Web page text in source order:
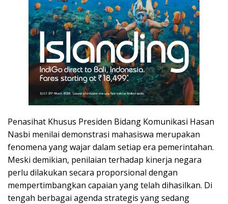
Penasihat Khusus Presiden Bidang Komunikasi Hasan
Nasbi menilai demonstrasi mahasiswa merupakan
fenomena yang wajar dalam setiap era pemerintahan.
Meski demikian, penilaian terhadap kinerja negara
perlu dilakukan secara proporsional dengan
mempertimbangkan capaian yang telah dihasilkan. Di
tengah berbagai agenda strategis yang sedang